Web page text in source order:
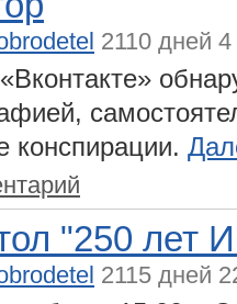
2110 дней
конспирации.
"250 лет
2115 дней